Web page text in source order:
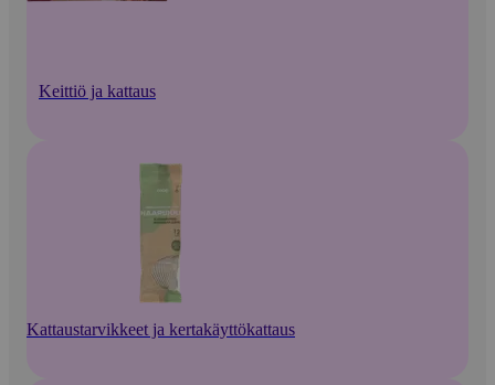
Keittiö ja kattaus
Kattaustarvikkeet ja kertakäyttökattaus